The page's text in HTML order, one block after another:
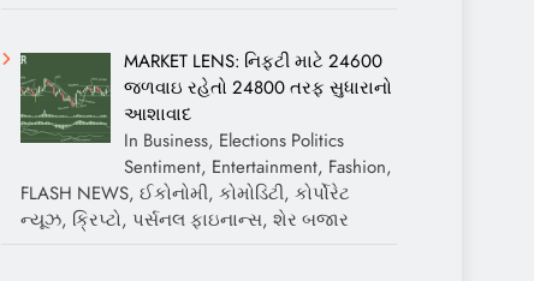
MARKET LENS: નિફ્ટી માટે 24600
જળવાઇ રહેતો 24800 તરફ સુધારાનો
આશાવાદ
In Business, Elections Politics
Sentiment, Entertainment, Fashion,
FLASH NEWS, ઈકોનોમી, કોમોડિટી, કોર્પોરેટ
ન્યૂઝ, ક્રિપ્ટો, પર્સનલ ફાઇનાન્સ, શેર બજાર